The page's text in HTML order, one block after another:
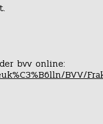
bvv online:
BVV/